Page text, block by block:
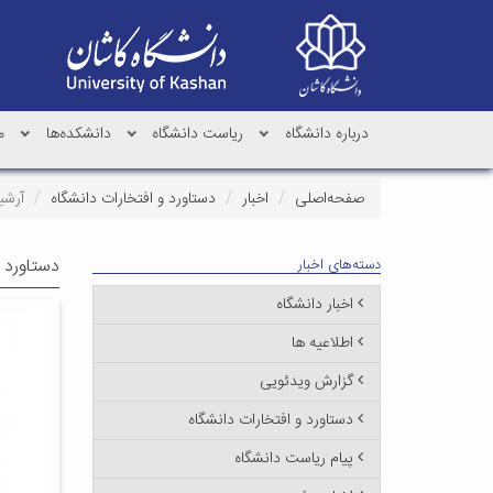
درباره دانشگاه ریاست دانشگاه دانشکده‌ها
صفحه‌اصلی اخبار دستاورد و افتخارات دانشگاه
دسته‌های اخبار
اخبار دانشگاه
اطلاعیه ها
گزارش ویدئویی
دستاورد و افتخارات دانشگاه
پیام ریاست دانشگاه